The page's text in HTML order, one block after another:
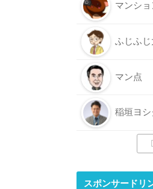
マンシ
ふじふじ
マン点
稲垣ヨシ
スポンサードリ